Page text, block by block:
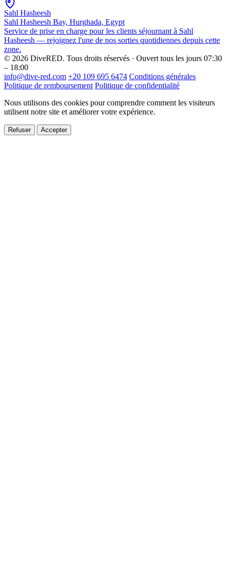
Sahl Hasheesh
Sahl Hasheesh Bay, Hurghada, Egypt
Service de prise en charge pour les clients séjournant à Sahl
Hasheesh — rejoignez l'une de nos sorties quotidiennes depuis cette
zone.
© 2026 DiveRED. Tous droits réservés · Ouvert tous les jours 07:30
– 18:00
info@dive-red.com +20 109 695 6474 Conditions générales
Politique de remboursement Politique de confidentialité
Nous utilisons des cookies pour comprendre comment les visiteurs
utilisent notre site et améliorer votre expérience.
Refuser Accepter